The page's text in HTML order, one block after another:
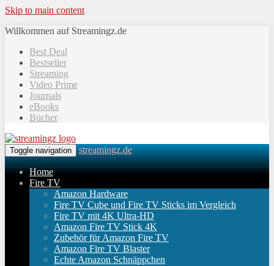
Skip to main content
Willkommen auf Streamingz.de
Best Deal
Bestseller
Streaming
Video Prime
Journals
eBooks
Bücher
Toggle navigation streamingz.de
Home
Fire TV
Amazon Hardware
Fire TV Cube und Fire TV Sticks im Vergleich
Fire TV mit 4K Ultra-HD
Amazon Fire TV Stick 4K
Zubehör für Amazon Fire TV
Amazon Fire TV Blaster
Echte Amazon Schnäppchen